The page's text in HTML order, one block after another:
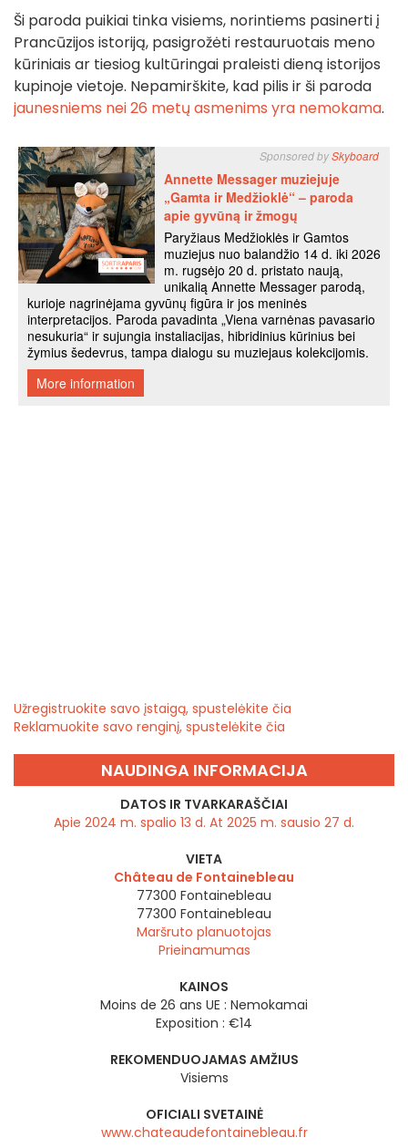
Ši paroda puikiai tinka visiems, norintiems pasinerti į
Prancūzijos istoriją, pasigrožėti restauruotais meno
kūriniais ar tiesiog kultūringai praleisti dieną istorijos
kupinoje vietoje. Nepamirškite, kad pilis ir ši paroda
jaunesniems nei 26 metų asmenims yra nemokama.
Užregistruokite savo įstaigą, spustelėkite čia
Reklamuokite savo renginį, spustelėkite čia
NAUDINGA INFORMACIJA
DATOS IR TVARKARAŠČIAI
Apie 2024 m. spalio 13 d. At 2025 m. sausio 27 d.
VIETA
Château de Fontainebleau
77300 Fontainebleau
77300 Fontainebleau
Maršruto planuotojas
Prieinamumas
KAINOS
Moins de 26 ans UE : Nemokamai
Exposition : €14
REKOMENDUOJAMAS AMŽIUS
Visiems
OFICIALI SVETAINĖ
www.chateaudefontainebleau.fr